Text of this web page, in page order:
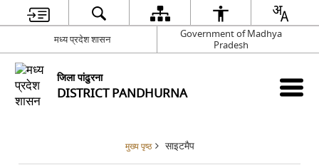
मध्य प्रदेश शासन
Government of Madhya
Pradesh
जिला पांढुरना
DISTRICT PANDHURNA
मुख्य पृष्ठ साइटमैप